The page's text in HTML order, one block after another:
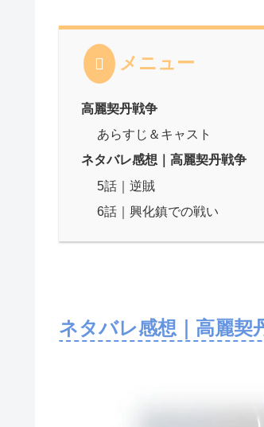
メニュー
高麗契丹戦争
あらすじ＆キャスト
ネタバレ感想｜高麗契丹戦争
5話｜逆賊
6話｜興化鎮での戦い
ネタバレ感想｜高麗契